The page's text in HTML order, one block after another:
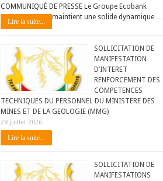
COMMUNIQUÉ DE PRESSE Le Groupe Ecobank
maintient une solide dynamique …
Lire la suite...
SOLLICITATION DE
MANIFESTATION
D’INTERET
RENFORCEMENT DES
COMPETENCES
TECHNIQUES DU PERSONNEL DU MINISTERE DES
MINES ET DE LA GEOLOGIE (MMG)
28 juillet 2026
Lire la suite...
SOLLICITATION DE
MANIFESTATIONS